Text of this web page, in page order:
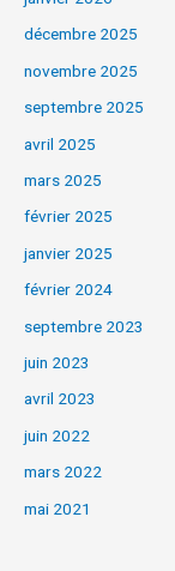
décembre 2025
novembre 2025
septembre 2025
avril 2025
mars 2025
février 2025
janvier 2025
février 2024
septembre 2023
juin 2023
avril 2023
juin 2022
mars 2022
mai 2021